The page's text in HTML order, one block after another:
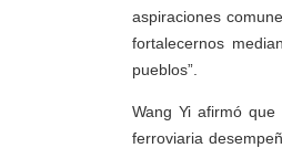
aspiraciones
fortalecernos
pueblos”.
Wang Yi afirmó
ferroviaria